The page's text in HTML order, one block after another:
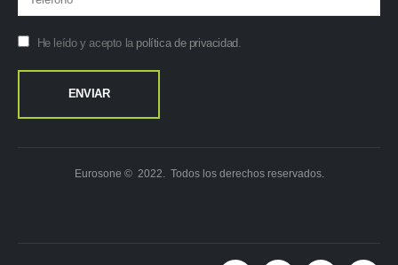
He leído y acepto la política de privacidad.
Eurosone © 2022. Todos los derechos reservados.